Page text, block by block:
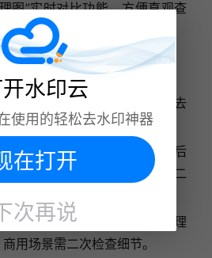
图”实时对比功能，方便直观查
水印识别准确率近100%，去
；
、叠加水印等复杂类型，去除后
彩差异，需切换至“手动模式”二
像等自然场景时，修复后的纹理
用场景需二次检查细节。
水印云
使用的轻松去水印神器
在打开
次再说